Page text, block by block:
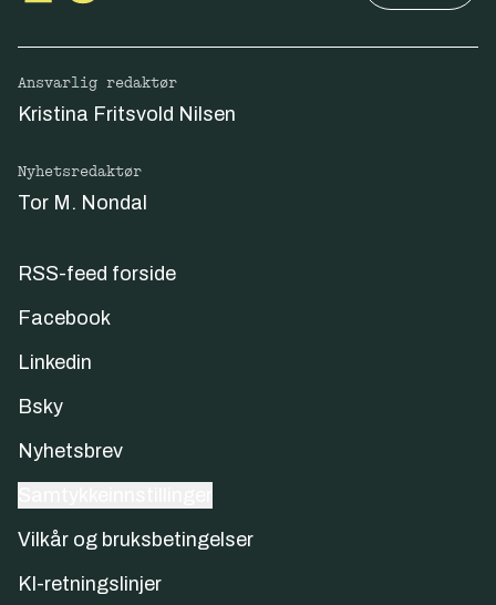
Ansvarlig redaktør
Kristina Fritsvold Nilsen
Nyhetsredaktør
Tor M. Nondal
RSS-feed forside
Facebook
Linkedin
Bsky
Nyhetsbrev
Vilkår og bruksbetingelser
KI-retningslinjer